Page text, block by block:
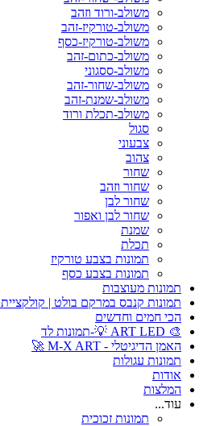
משולב-ורוד וזהב
משולב-טורקיז-זהב
משולב-טורקיז-כסף
משולב-כתום-זהב
משולב-ססגוני
משולב-שחור-זהב
משולב-שמנת-זהב
משולב-תכלת ורוד
סגול
צבעוני
צהוב
שחור
שחור וזהב
שחור לבן
שחור לבן ואפור
שמנת
תכלת
תמונות בצבע טורקיז
תמונות בצבע כסף
תמונות מעוצבות
תמונות קנבס במרקם בולט | קולקציית Art Touch
הכי חמים וחדשים
🎨 ART LED 💡-תמונות לד
האמן הדיגיטלי - M-X ART 🚀
תמונות עגולות
אודות
המלצות
עוד...
תמונות זכוכית